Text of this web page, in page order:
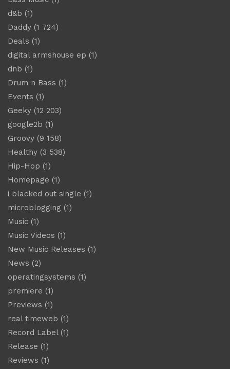
d&b (1)
Daddy (1 724)
Deals (1)
digital armshouse ep (1)
dnb (1)
Drum n Bass (1)
Events (1)
Geeky (12 203)
google2b (1)
Groovy (9 158)
Healthy (3 538)
Hip-Hop (1)
Homepage (1)
i blacked out single (1)
microblogging (1)
Music (1)
Music Videos (1)
New Music Releases (1)
News (2)
operatingsystems (1)
premiere (1)
Previews (1)
real timeweb (1)
Record Label(1)
Release (1)
Reviews (1)